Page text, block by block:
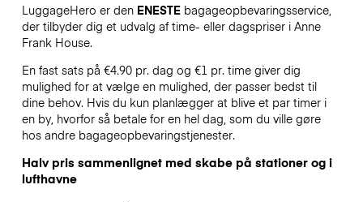
LuggageHero er den ENESTEbagageopbevaringsservice,
der tilbyder dig et udvalg af time- eller dagspriser i Anne
Frank House.
En fast sats på €4.90 pr. dag og €1 pr. time giver dig
mulighed for at vælge en mulighed, der passer bedst til
dine behov. Hvis du kun planlægger at blive et par timer i
en by, hvorfor så betale for en hel dag, som du ville gøre
hos andre bagageopbevaringstjenester.
Halv pris sammenlignet med skabe på stationer og i
lufthavne